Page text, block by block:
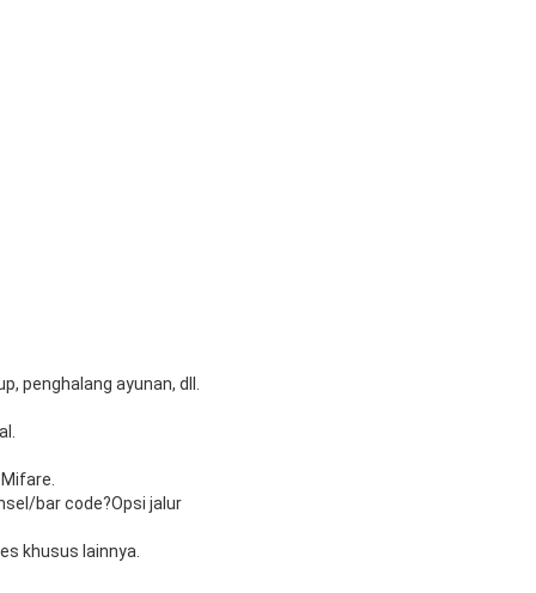
penghalang ayunan, dll.
bar code?Opsi jalur
khusus lainnya.